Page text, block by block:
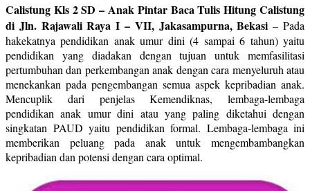
Calistung Kls 2 SD – Anak Pintar Baca Tulis Hitung Calistung
di Jln. Rajawali Raya I – VII, Jakasampurna, Bekasi –Pada
hakekatnya pendidikan anak umur dini (4 sampai 6 tahun) yaitu
pendidikan yang diadakan dengan tujuan untuk memfasilitasi
pertumbuhan dan perkembangan anak dengan cara menyeluruh atau
menekankan pada pengembangan semua aspek kepribadian anak.
Mencuplik dari penjelas Kemendiknas, lembaga-lembaga
pendidikan anak umur dini atau yang paling diketahui dengan
singkatan PAUD yaitu pendidikan formal. Lembaga-lembaga ini
memberikan peluang pada anak untuk mengembambangkan
kepribadian dan potensi dengan cara optimal.